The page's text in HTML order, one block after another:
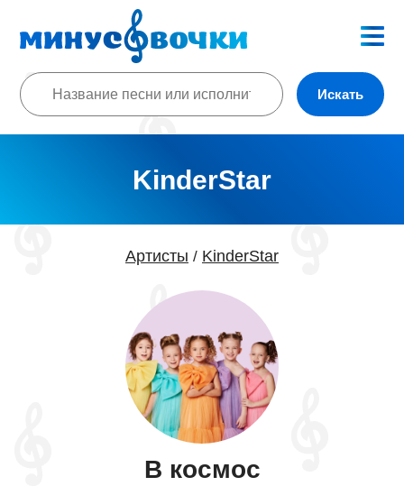
Искать
KinderStar
Артисты / KinderStar
В космос